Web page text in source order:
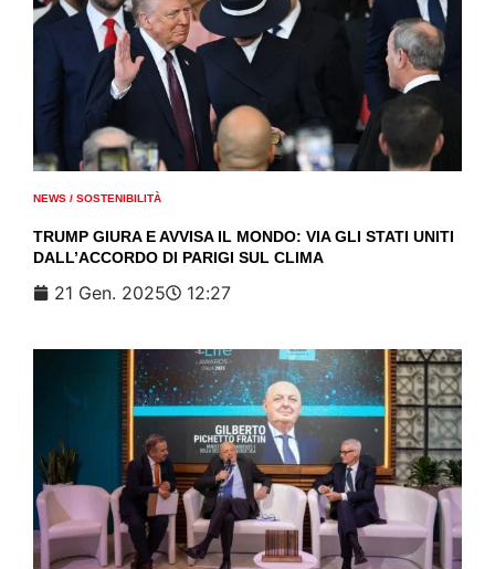
NEWS / SOSTENIBILITÀ
TRUMP GIURA E AVVISA IL MONDO: VIA GLI STATI UNITI
DALL’ACCORDO DI PARIGI SUL CLIMA
21 Gen. 2025 12:27